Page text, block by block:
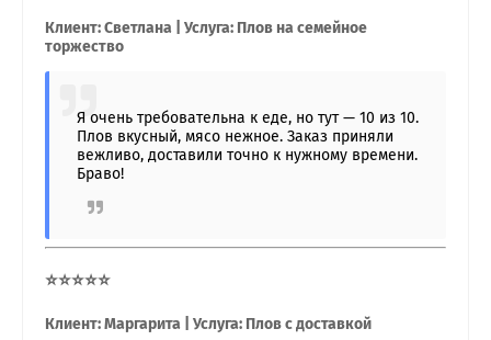
Клиент: Светлана | Услуга: Плов на семейное
торжество
Я очень требовательна к еде, но тут — 10 из 10.
Плов вкусный, мясо нежное. Заказ приняли
вежливо, доставили точно к нужному времени.
Браво!
⭐⭐⭐⭐⭐
Клиент: Маргарита | Услуга: Плов с доставкой